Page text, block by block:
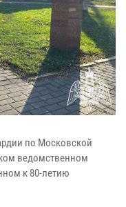
по Московской
ведомственном
к 80-летию